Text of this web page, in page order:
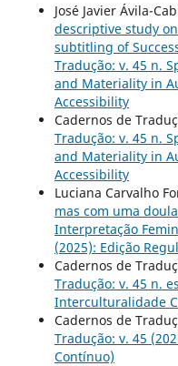
José Javier Ávila-
descriptive study
subtitling of
Tradução: v. 45 n.
and Materiality in
Accessibility
Cadernos de
Tradução: v. 45 n.
and Materiality in
Accessibility
Luciana Carvalho
mas com uma
Interpretação
(2025): Edição
Cadernos de
Tradução: v. 45 n.
Interculturalidade
Cadernos de
Tradução: v. 45
Contínuo)